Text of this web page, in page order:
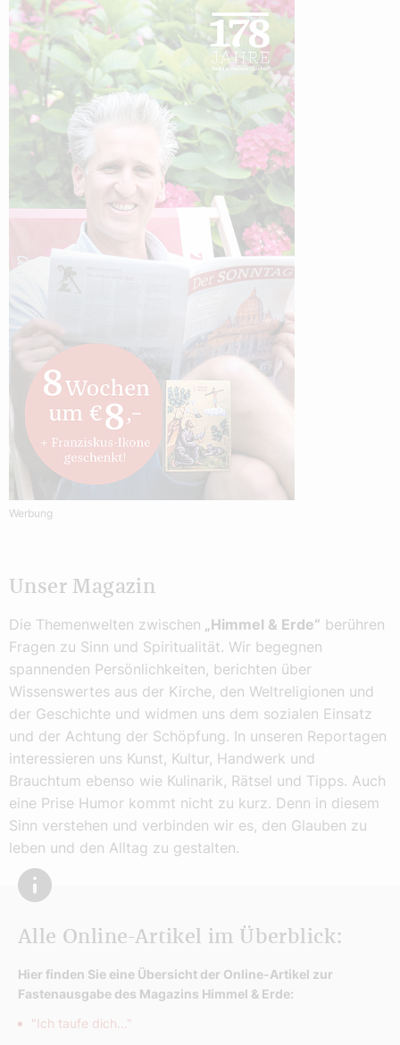
Werbung
Unser Magazin
Die Themenwelten zwischen „Himmel & Erde“ berühren
Fragen zu Sinn und Spiritualität. Wir begegnen
spannenden Persönlichkeiten, berichten über
Wissenswertes aus der Kirche, den Weltreligionen und
der Geschichte und widmen uns dem sozialen Einsatz
und der Achtung der Schöpfung. In unseren Reportagen
interessieren uns Kunst, Kultur, Handwerk und
Brauchtum ebenso wie Kulinarik, Rätsel und Tipps. Auch
eine Prise Humor kommt nicht zu kurz. Denn in diesem
Sinn verstehen und verbinden wir es, den Glauben zu
leben und den Alltag zu gestalten.
Alle Online-Artikel im Überblick:
Hier finden Sie eine Übersicht der Online-Artikel zur
Fastenausgabe des Magazins Himmel & Erde:
"Ich taufe dich..."